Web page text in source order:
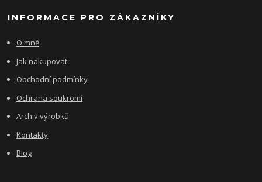
INFORMACE PRO ZÁKAZNÍKY
O mně
Jak nakupovat
Obchodní podmínky
Ochrana soukromí
Archiv výrobků
Kontakty
Blog